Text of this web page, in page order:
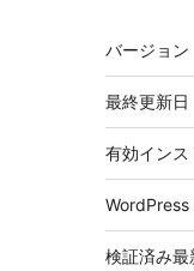
メ
タ
バージョン
最終更新日
有効インス
WordPress
検証済み最